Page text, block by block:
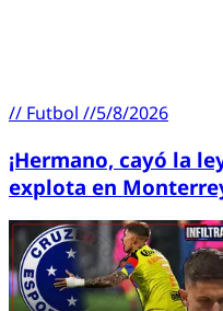
// Futbol //5/8/2026
¡Hermano, cayó la
explota en